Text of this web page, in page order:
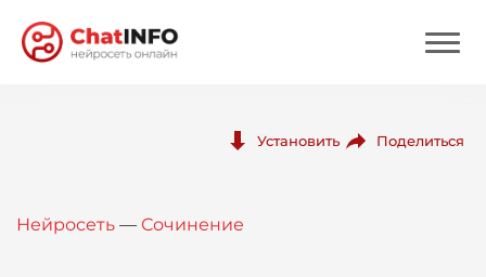
Вход
Установить Поделиться
Нейросеть — Сочинение